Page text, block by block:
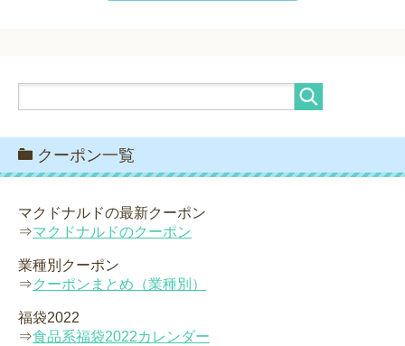
クーポン一覧
マクドナルドの最新クーポン
⇒マクドナルドのクーポン
業種別クーポン
⇒クーポンまとめ（業種別）
福袋2022
⇒食品系福袋2022カレンダー